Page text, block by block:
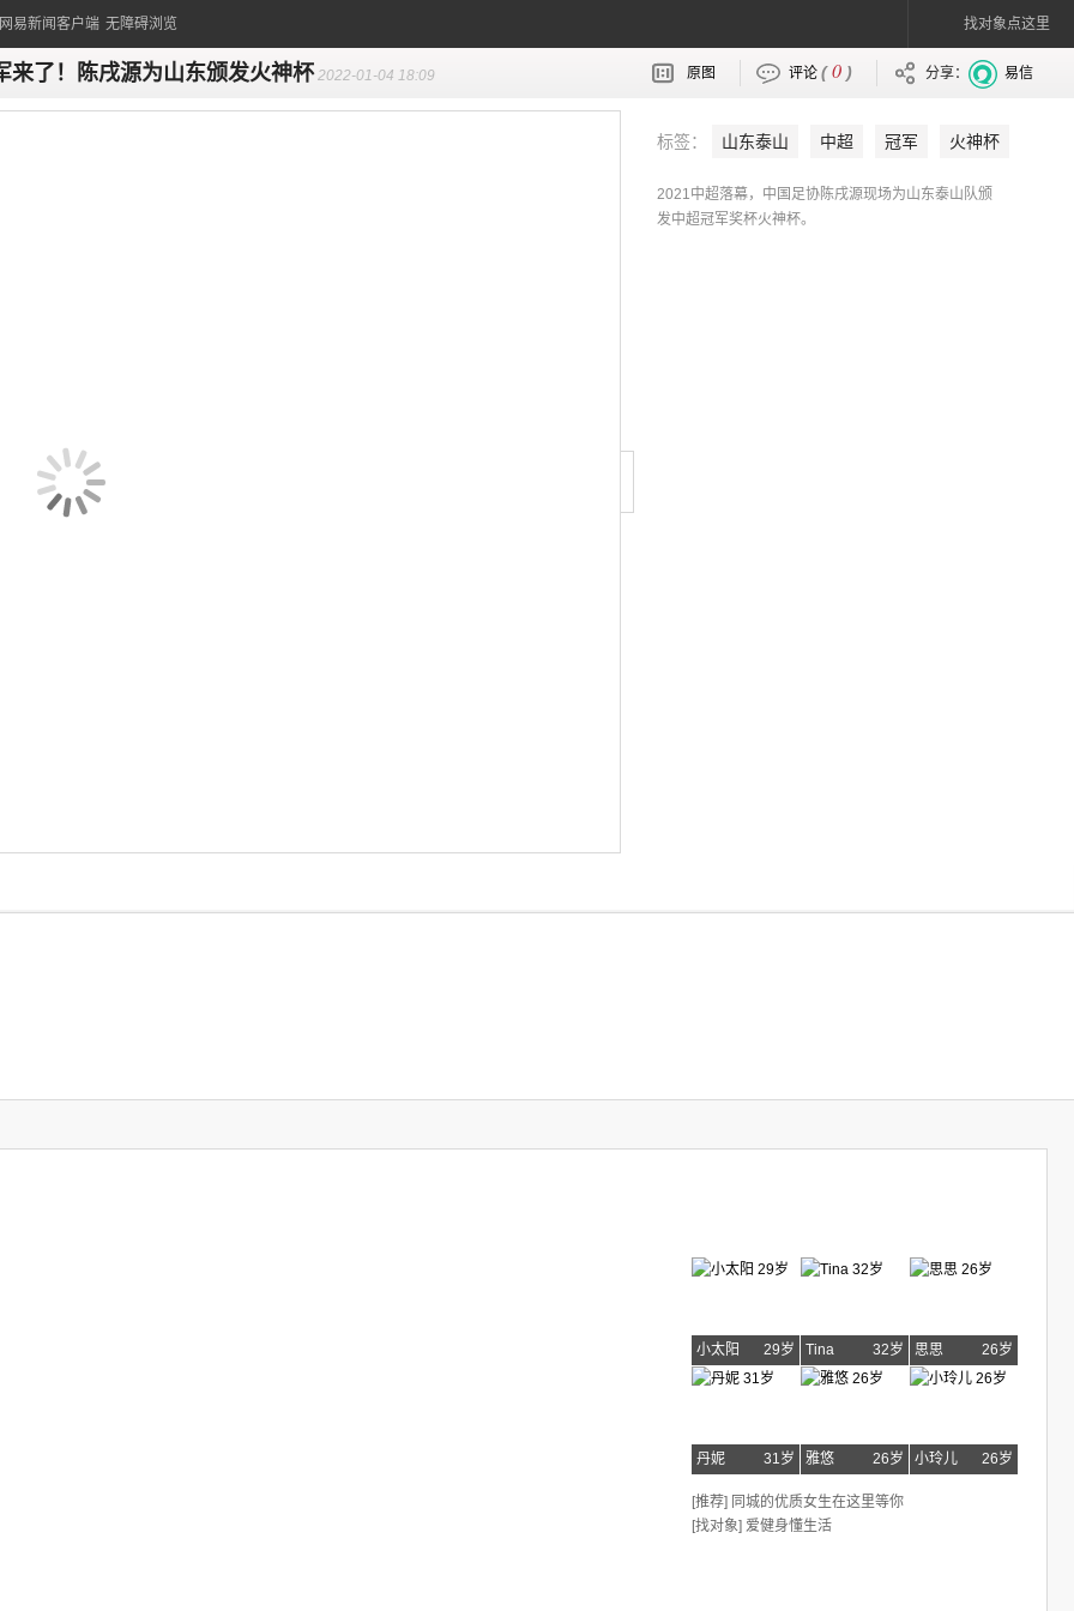
易新闻客户端 无障碍浏览 找对象点这里
来了！陈戌源为山东颁发火神杯 2022-01-04 18:09 原图 评论 (0 ) 分享： 易信
标签： 山东泰山 中超 冠军
火神杯
2021中超落幕，中国足协陈戌源现场为山东泰山队颁
发中超冠军奖杯火神杯。
小太阳 29岁 Tina 32岁 思思 26岁
丹妮 31岁 雅悠 26岁 小玲儿 26岁
[推荐] 同城的优质女生在这里等你
[找对象] 爱健身懂生活